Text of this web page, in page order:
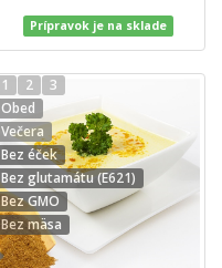
Prípravok je na sklade
1 2
3
Obed
Večera
Bez éček
Bez glutamátu (E621)
Bez GMO
Bez mäsa